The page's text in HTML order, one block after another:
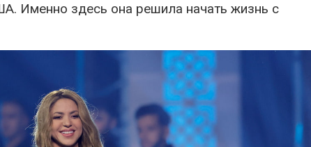
Именно здесь она решила начать жизнь с